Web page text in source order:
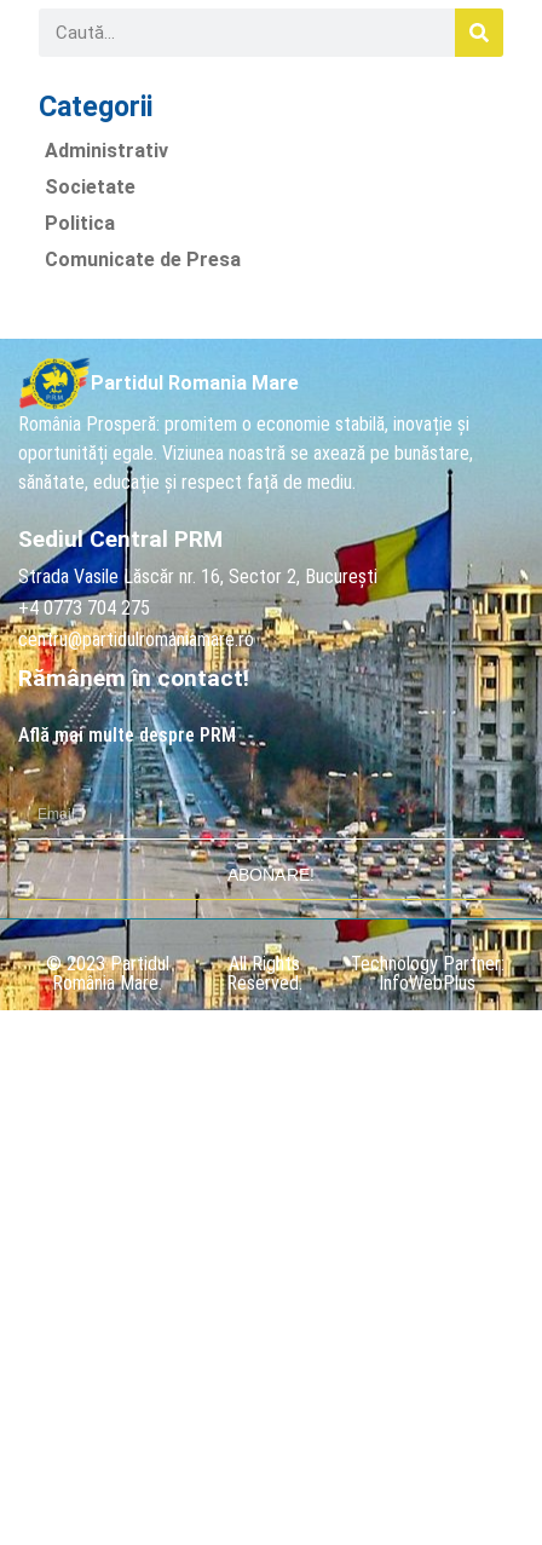
Categorii
Administrativ
Societate
Politica
Comunicate de Presa
Partidul Romania Mare
România Prosperă: promitem o economie stabilă, inovație și
oportunități egale. Viziunea noastră se axează pe bunăstare,
sănătate, educație și respect față de mediu.
Sediul Central PRM
Strada Vasile Lăscăr nr. 16, Sector 2, București
+4 0773 704 275
centru@partidulromaniamare.ro
Rămânem în contact!
Află mai multe despre PRM
ABONARE!
© 2023 Partidul
România Mare.
All Rights
Reserved.
Technology Partner:
InfoWebPlus